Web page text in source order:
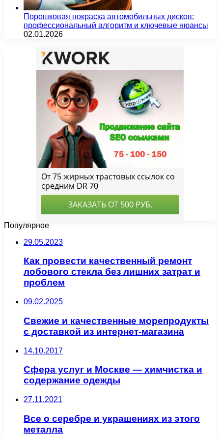
Порошковая покраска автомобильных дисков:
профессиональный алгоритм и ключевые нюансы
02.01.2026
Популярное
29.05.2023
Как провести качественный ремонт
лобового стекла без лишних затрат и
проблем
09.02.2025
Свежие и качественные морепродукты
с доставкой из интернет-магазина
14.10.2017
Сфера услуг и Москве — химчистка и
содержание одежды
27.11.2021
Все о серебре и украшениях из этого
металла